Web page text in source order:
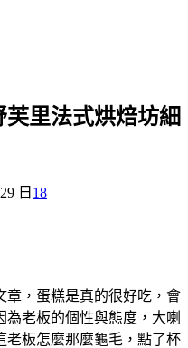
里法式烘焙坊細
日 18
章，蛋糕是真的很好吃，會
老板的個性與態度，大喇
老板怎麼那麼龜毛，點了杯